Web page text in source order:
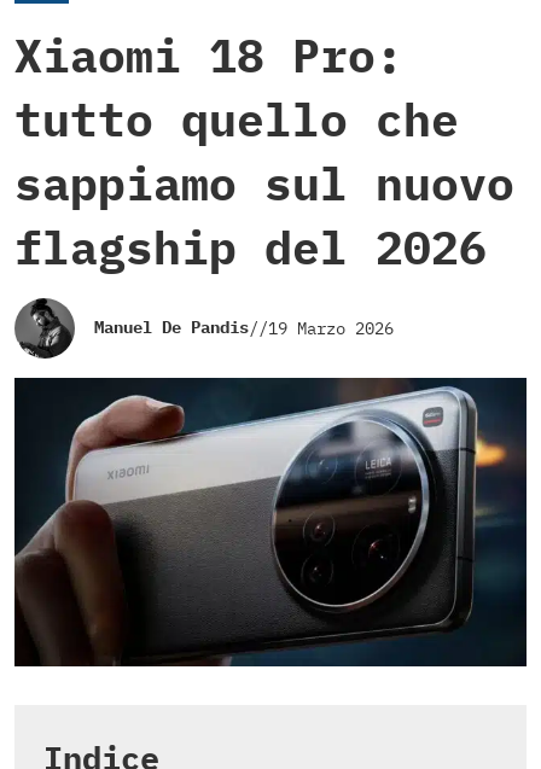
Xiaomi 18 Pro:
tutto quello che
sappiamo sul nuovo
flagship del 2026
Manuel De Pandis//19 Marzo 2026
Indice